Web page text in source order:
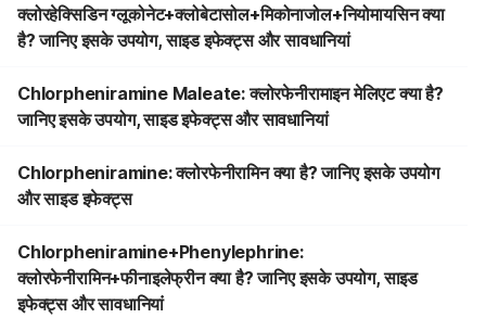
क्लोरहेक्सिडिन ग्लूकोनेट+क्लोबेटासोल+मिकोनाजोल+नियोमायसिन क्या
है? जानिए इसके उपयोग, साइड इफेक्ट्स और सावधानियां
Chlorpheniramine Maleate: क्लोरफेनीरामाइन मेलिएट क्या है?
जानिए इसके उपयोग, साइड इफेक्ट्स और सावधानियां
Chlorpheniramine: क्लोरफेनीरामिन क्या है? जानिए इसके उपयोग
और साइड इफेक्ट्स
Chlorpheniramine+Phenylephrine:
क्लोरफेनीरामिन+फीनाइलेफ्रीन क्या है? जानिए इसके उपयोग, साइड
इफेक्ट्स और सावधानियां